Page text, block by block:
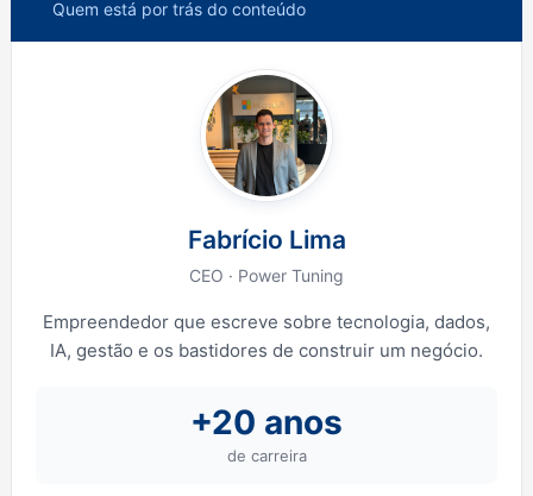
Quem está por trás do conteúdo
Fabrício Lima
CEO · Power Tuning
Empreendedor que escreve sobre tecnologia, dados,
IA, gestão e os bastidores de construir um negócio.
+20 anos
de carreira